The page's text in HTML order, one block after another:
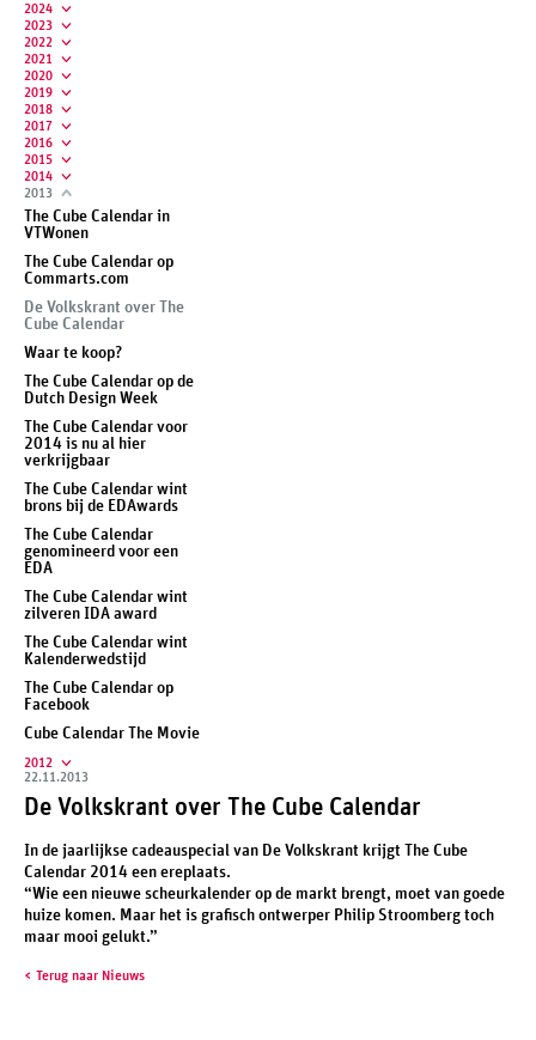
2024
2023
2022
2021
2020
2019
2018
2017
2016
2015
2014
2013
The Cube Calendar in
VTWonen
The Cube Calendar op
Commarts.com
De Volkskrant over The
Cube Calendar
Waar te koop?
The Cube Calendar op de
Dutch Design Week
The Cube Calendar voor
2014 is nu al hier
verkrijgbaar
The Cube Calendar wint
brons bij de EDAwards
The Cube Calendar
genomineerd voor een
EDA
The Cube Calendar wint
zilveren IDA award
The Cube Calendar wint
Kalenderwedstijd
The Cube Calendar op
Facebook
Cube Calendar The Movie
2012
De Volkskrant over The Cube Calendar
22.11.2013
In de jaarlijkse cadeauspecial van De Volkskrant krijgt The Cube
Calendar 2014 een ereplaats.
“Wie een nieuwe scheurkalender op de markt brengt, moet van goede
huize komen. Maar het is grafisch ontwerper Philip Stroomberg toch
maar mooi gelukt.”
Terug naar Nieuws